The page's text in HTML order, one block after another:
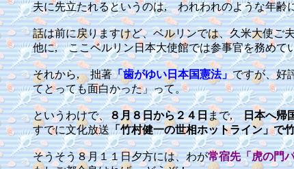
夫に先立たれるというのは, われわれのような年齢
話は前に戻りますけど、ベルリンでは、久米大使ご
他に, ここベルリン日本大使館では参事官を務め
それから, 拙著「歯がゆい日本国憲法」ですが、好
てとっても面白かった」って。
というわけで、８月８日から２４日まで,日本へ帰
すでに文化放送「竹村健一の世相ホットライン」で
そうそう８月１１日夕方には、わが常宿先「虎の門